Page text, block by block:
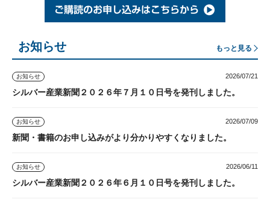
お知らせ もっと見る
お知らせ 2026/07/21
シルバー産業新聞２０２６年７月１０日号を発刊しました。
お知らせ 2026/07/09
新聞・書籍のお申し込みがより分かりやすくなりました。
お知らせ 2026/06/11
シルバー産業新聞２０２６年６月１０日号を発刊しました。